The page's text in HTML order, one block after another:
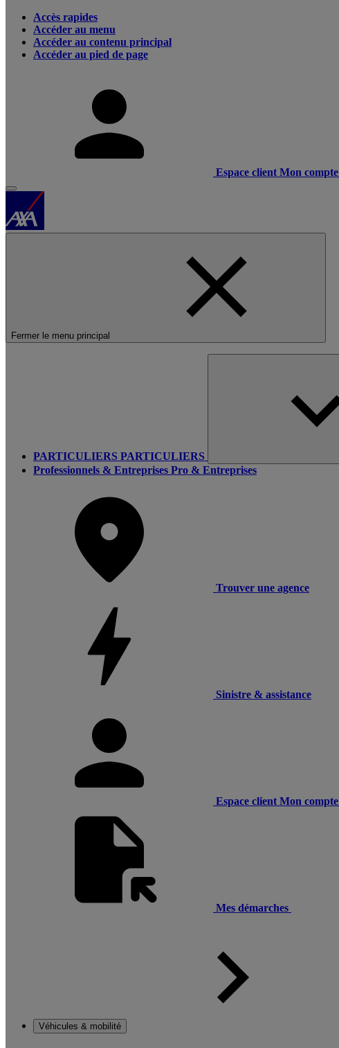
Accès rapides
Accéder au menu
Accéder au contenu principal
Accéder au pied de page
Espace client Mon compte
Fermer le menu principal
PARTICULIERS PARTICULIERS
Professionnels & Entreprises Pro & Entreprises
Trouver une agence
Sinistre & assistance
Espace client Mon compte
Mes démarches
Véhicules & mobilité